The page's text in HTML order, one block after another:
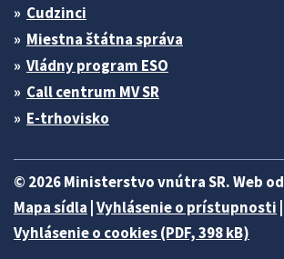
Cudzinci
Miestna štátna správa
Vládny program ESO
Call centrum MV SR
E-trhovisko
© 2026 Ministerstvo vnútra SR. Web od
Mapa sídla Vyhlásenie o prístupnosti
Vyhlásenie o cookies (PDF, 398 kB)